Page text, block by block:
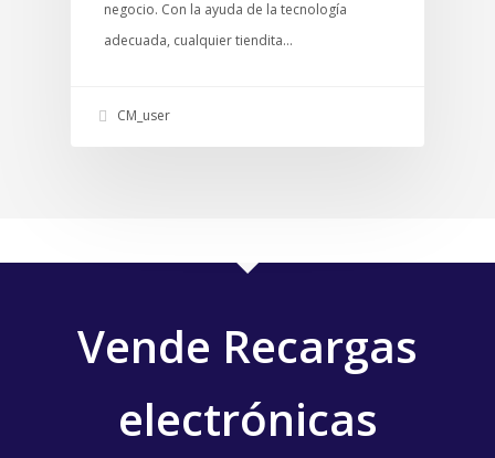
negocio. Con la ayuda de la tecnología
adecuada, cualquier tiendita…
CM_user
Vende Recargas
electrónicas